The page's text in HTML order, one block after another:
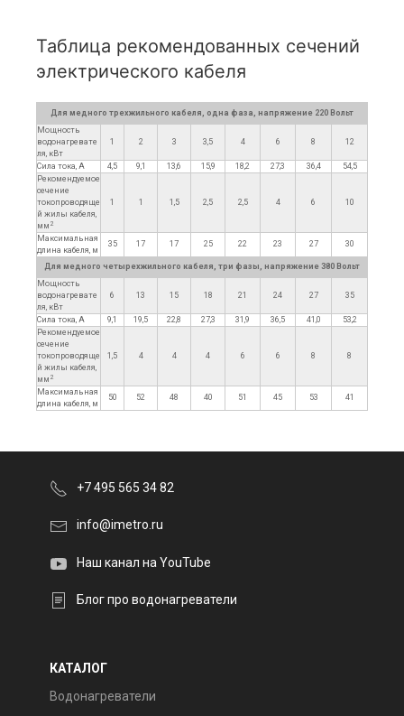
Таблица рекомендованных сечений
электрического кабеля
Для медного трехжильного кабеля, одна фаза, напряжение 220 Вольт
Мощность
водонагревате
ля, кВт
1 2 3 3,5 4 6 8 12
Сила тока, А 4,5 9,1 13,6 15,9 18,2 27,3 36,4
54,5
Рекомендуемое
сечение
токопроводяще
й жилы кабеля,
мм 2
1 1 1,5 2,5 2,5 4 6 10
Максимальная
длина кабеля, м
35 17 17 25 22 23 27 30
Для медного четырехжильного кабеля, три фазы, напряжение 380 Вольт
Мощность
водонагревате
ля, кВт
6 13 15 18 21 24 27 35
Сила тока, А 9,1 19,5 22,8 27,3 31,9 36,5 41,0
53,2
Рекомендуемое
сечение
токопроводяще
й жилы кабеля,
мм 2
1,5 4 4 4 6 6 8 8
Максимальная
длина кабеля, м
50 52 48 40 51 45 53 41
+7 495 565 34 82
info@imetro.ru
Наш канал на YouTube
Блог про водонагреватели
КАТАЛОГ
Водонагреватели